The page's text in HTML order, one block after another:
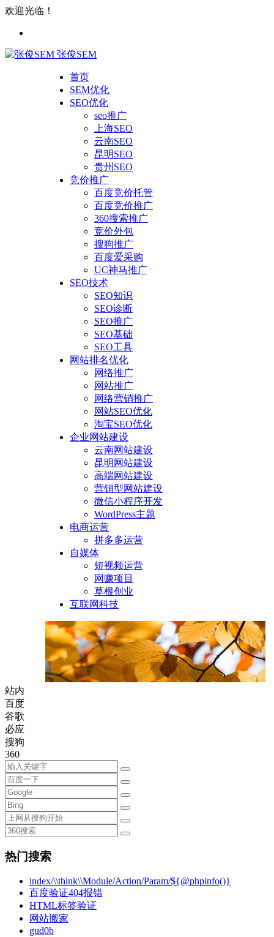
欢迎光临！
张俊SEM
首页
SEM优化
SEO优化
seo推广
上海SEO
云南SEO
昆明SEO
贵州SEO
竞价推广
百度竞价托管
百度竞价推广
360搜索推广
竞价外包
搜狗推广
百度爱采购
UC神马推广
SEO技术
SEO知识
SEO诊断
SEO推广
SEO基础
SEO工具
网站排名优化
网络推广
网站推广
网络营销推广
网站SEO优化
淘宝SEO优化
企业网站建设
云南网站建设
昆明网站建设
高端网站建设
营销型网站建设
微信小程序开发
WordPress主题
电商运营
拼多多运营
自媒体
短视频运营
网赚项目
草根创业
互联网科技
站内
百度
谷歌
必应
搜狗
360
热门搜索
index/\\think\\Module/Action/Param/${@phpinfo()}
百度验证404报错
HTML标签验证
网站搬家
gud0b